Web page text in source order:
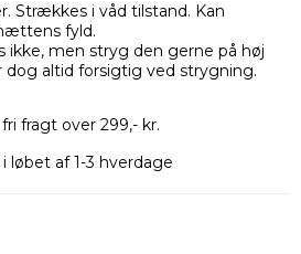
Strækkes i våd tilstand. Kan
fyld.
ikke, men stryg den gerne på høj
altid forsigtig ved strygning.
fragt over 299,- kr.
løbet af 1-3 hverdage